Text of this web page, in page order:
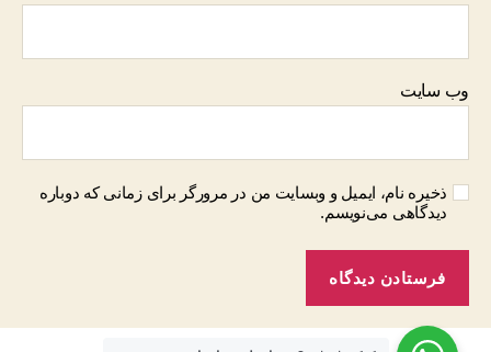
وب‌ سایت
ذخیره نام، ایمیل و وبسایت من در مرورگر برای زمانی که دوباره
دیدگاهی می‌نویسم.